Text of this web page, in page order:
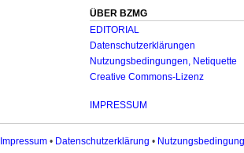
ÜBER BZMG
EDITORIAL
Datenschutzerklärungen
Nutzungsbedingungen, Netiquette
Creative Commons-Lizenz
IMPRESSUM
Impressum • Datenschutzerklärung •